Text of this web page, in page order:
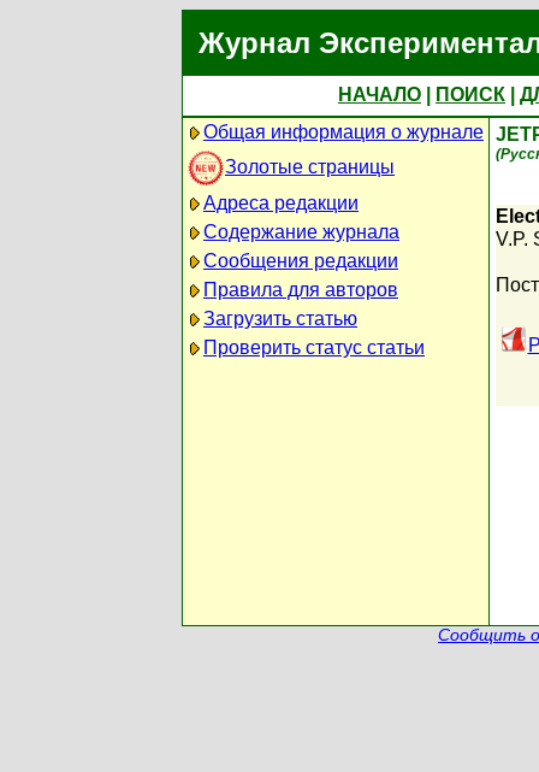
Журнал
НАЧАЛО ПОИСК
Общая информация о журнале
Золотые страницы
Адреса редакции
Содержание журнала
Сообщения редакции
Правила для авторов
Загрузить статью
Проверить статус статьи
V.P.
Сообщить о